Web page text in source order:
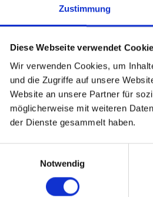
Zustimmung
Diese Webseite verwendet
Wir verwenden Cookies, um
und die Zugriffe auf unsere
Website an unsere Partner für
möglicherweise mit weiteren
der Dienste gesammelt haben.
Notwendig
FAKTOR FÜR
durch Speichenköpfe oder